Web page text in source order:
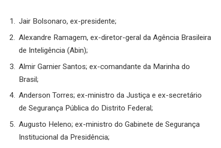
Jair Bolsonaro, ex-presidente;
Alexandre Ramagem, ex-diretor-geral da Agência Brasileira
de Inteligência (Abin);
Almir Garnier Santos; ex-comandante da Marinha do
Brasil;
Anderson Torres; ex-ministro da Justiça e ex-secretário
de Segurança Pública do Distrito Federal;
Augusto Heleno; ex-ministro do Gabinete de Segurança
Institucional da Presidência;